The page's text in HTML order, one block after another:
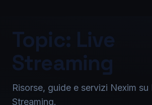
Topic: Live
Streaming
Risorse, guide e servizi Nexim su
Streaming.